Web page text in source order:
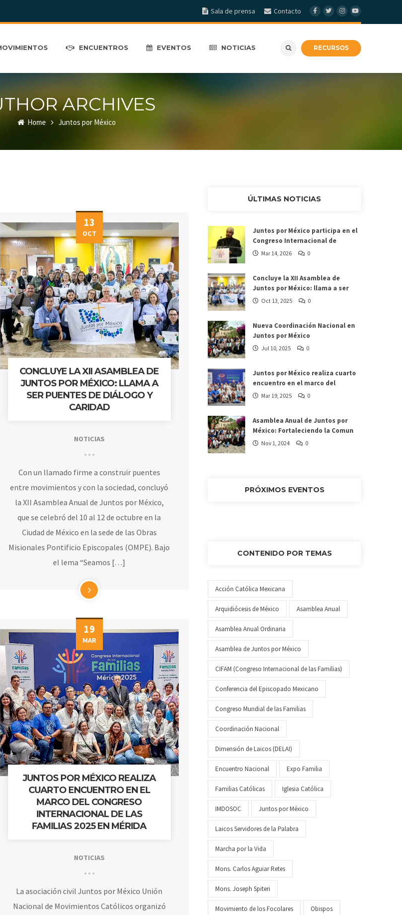
Sala de prensa Contacto
ENCUENTROS EVENTOS NOTICIAS RECURSOS
ARCHIVES
Home Juntos por México
13
OCT
CONCLUYE LA XII ASAMBLEA DE
JUNTOS POR MÉXICO: LLAMA A
SER PUENTES DE DIÁLOGO Y
CARIDAD
NOTICIAS
Con un llamado firme a construir puentes
entre movimientos y con la sociedad, concluyó
la XII Asamblea Anual de Juntos por México,
que se celebró del 10 al 12 de octubre en la
Ciudad de México en la sede de las Obras
Misionales Pontificio Episcopales (OMPE). Bajo
el lema “Seamos […]
19
MAR
JUNTOS POR MÉXICO REALIZA
CUARTO ENCUENTRO EN EL
MARCO DEL CONGRESO
INTERNACIONAL DE LAS
FAMILIAS 2025 EN MÉRIDA
NOTICIAS
La asociación civil Juntos por México Unión
Nacional de Movimientos Católicos organizó
ÚLTIMAS NOTICIAS
Juntos por México participa en el
Congreso Internacional de
Mar 14, 2026 0
Concluye la XII Asamblea de
Juntos por México: llama a ser
Oct 13, 2025 0
Nueva Coordinación Nacional en
Juntos por México
Jul 10, 2025 0
Juntos por México realiza cuarto
encuentro en el marco del
Mar 19, 2025 0
Asamblea Anual de Juntos por
México: Fortaleciendo la Comun
Nov 1, 2024 0
PRÓXIMOS EVENTOS
CONTENIDO POR TEMAS
Acción Católica Mexicana
Arquidiócesis de México Asamblea Anual
Asamblea Anual Ordinaria
Asamblea de Juntos por México
CIFAM (Congreso Internacional de las Familias)
Conferencia del Episcopado Mexicano
Congreso Mundial de las Familias
Coordinación Nacional
Dimensión de Laicos (DELAI)
Encuentro Nacional Expo Familia
Familias Católicas Iglesia Católica
IMDOSOC Juntos por México
Laicos Servidores de la Palabra
Marcha por la Vida
Mons. Carlos Aguiar Retes
Mons. Joseph Spiteri
Movimiento de los Focolares Obispos